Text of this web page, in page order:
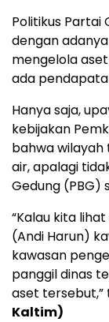
Politikus
dengan
mengelola
ada
Hanya saja,
kebijakan
bahwa
air, apalagi
Gedung (PBG)
“Kalau kita
(Andi Harun)
kawasan
panggil dinas
aset tersebut,”
Kaltim)